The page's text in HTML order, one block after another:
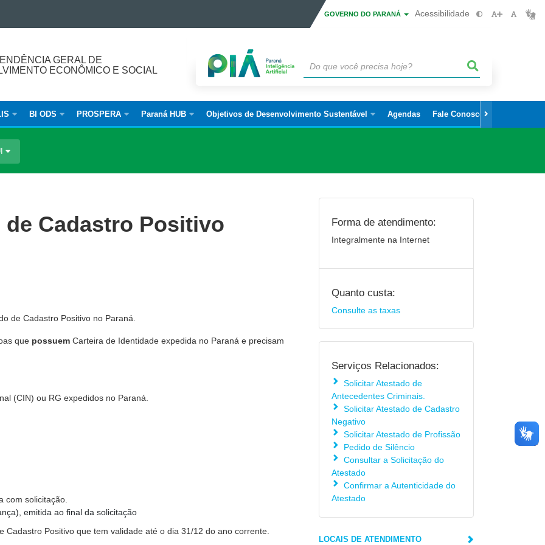
GOVERNO DO PARANÁ Acessibilidade
GERAL DE
ECONÔMICO E SOCIAL
BI ODS PROSPERA Paraná HUB Objetivos de Desenvolvimento Sustentável Agendas Fale Conosco
Cadastro Positivo
de Cadastro Positivo no Paraná.
que possuem Carteira de Identidade expedida no Paraná e precisam
(CIN) ou RG expedidos no Paraná.
com solicitação.
emitida ao final da solicitação
Cadastro Positivo que tem validade até o dia 31/12 do ano corrente.
Forma de atendimento:
Integralmente na Internet
Quanto custa:
Consulte as taxas
Serviços Relacionados:
Solicitar Atestado de
Antecedentes Criminais.
Solicitar Atestado de Cadastro
Negativo
Solicitar Atestado de Profissão
Pedido de Silêncio
Consultar a Solicitação do
Atestado
Confirmar a Autenticidade do
Atestado
LOCAIS DE ATENDIMENTO